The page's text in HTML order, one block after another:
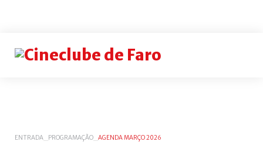
ENTRADA PROGRAMAÇÃO AGENDA MARÇO 2026